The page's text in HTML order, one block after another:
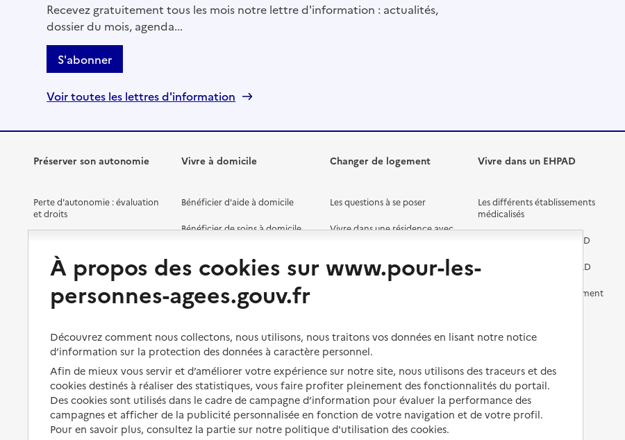
Recevez gratuitement tous les mois notre lettre d'information : actualités,
dossier du mois, agenda...
S'abonner
Voir toutes les lettres d'information
Préserver son autonomie
Perte d'autonomie : évaluation
et droits
Préserver son autonomie et sa
santé
Les mesures de protection
Les obligations de la famille
À qui s’adresser ?
Les politiques du grand âge
Vivre à domicile
Bénéficier d'aide à domicile
Bénéficier de soins à domicile
Partager son logement
Vivre à domicile avec une
maladie ou un handicap
Être hospitalisé
Fin de vie à domicile
Changer de logement
Les questions à se poser
Vivre dans une résidence avec
Vivre chez un proche
Vivre dans un EHPAD
Les différents établissements
médicalisés
Préparer l'entrée en EHPAD
Aides financières en EHPAD
Prévention, accompagnement
EHPAD
Droits en EHPAD
Fin de vie en EHPAD
À propos des cookies sur www.pour-les-
personnes-agees.gouv.fr
Découvrez comment nous collectons, nous utilisons, nous traitons vos données en lisant notre notice
d’information sur la protection des données à caractère personnel.
Afin de mieux vous servir et d’améliorer votre expérience sur notre site, nous utilisons des traceurs et des
cookies destinés à réaliser des statistiques, vous faire profiter pleinement des fonctionnalités du portail.
Des cookies sont utilisés dans le cadre de campagne d’information pour évaluer la performance des
campagnes et afficher de la publicité personnalisée en fonction de votre navigation et de votre profil.
Pour en savoir plus, consultez la partie sur notre politique d'utilisation des cookies.